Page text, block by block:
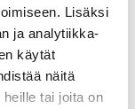
Lisäksi
ja analytiikka-
käytät
näitä
tai joita on